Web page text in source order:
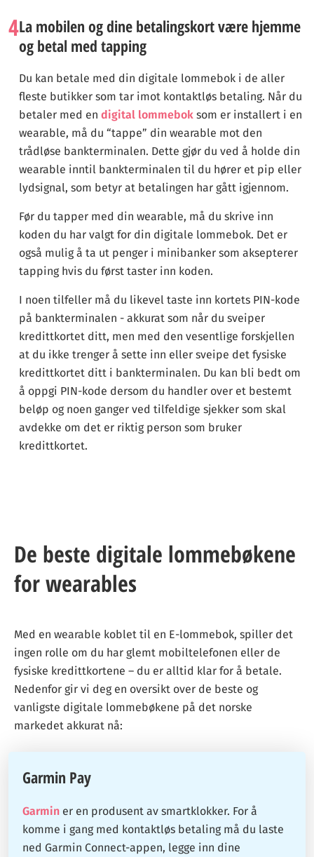
4La mobilen og dine betalingskort være hjemme
og betal med tapping
Du kan betale med din digitale lommebok i de aller
fleste butikker som tar imot kontaktløs betaling. Når du
betaler med en digital lommebok som er installert i en
wearable, må du “tappe” din wearable mot den
trådløse bankterminalen. Dette gjør du ved å holde din
wearable inntil bankterminalen til du hører et pip eller
lydsignal, som betyr at betalingen har gått igjennom.
Før du tapper med din wearable, må du skrive inn
koden du har valgt for din digitale lommebok. Det er
også mulig å ta ut penger i minibanker som aksepterer
tapping hvis du først taster inn koden.
I noen tilfeller må du likevel taste inn kortets PIN-kode
på bankterminalen - akkurat som når du sveiper
kredittkortet ditt, men med den vesentlige forskjellen
at du ikke trenger å sette inn eller sveipe det fysiske
kredittkortet ditt i bankterminalen. Du kan bli bedt om
å oppgi PIN-kode dersom du handler over et bestemt
beløp og noen ganger ved tilfeldige sjekker som skal
avdekke om det er riktig person som bruker
kredittkortet.
De beste digitale lommebøkene
for wearables
Med en wearable koblet til en E-lommebok, spiller det
ingen rolle om du har glemt mobiltelefonen eller de
fysiske kredittkortene – du er alltid klar for å betale.
Nedenfor gir vi deg en oversikt over de beste og
vanligste digitale lommebøkene på det norske
markedet akkurat nå:
Garmin Pay
Garmin er en produsent av smartklokker. For å
komme i gang med kontaktløs betaling må du laste
ned Garmin Connect-appen, legge inn dine